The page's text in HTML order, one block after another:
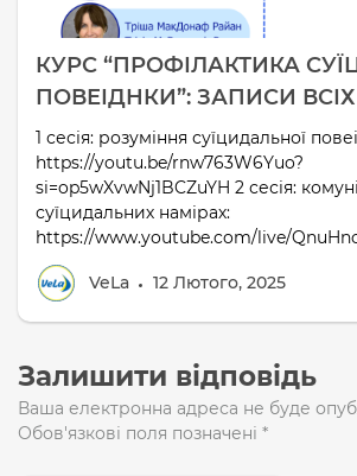
КУРС “ПРОФІЛАКТИКА
ПОВЕІДНКИ”: ЗАПИСИ ВСІХ
1 сесія: розуміння суїцидальної
https://youtu.be/rnw763W6Yuo?
si=op5wXvwNj1BCZuYH 2 сесія:
суїцидальних намірах:
https://www.youtube.com/live/
VeLa 12 Лютого, 2025
Залишити відповідь
Ваша електронна адреса не буде
Обов'язкові поля позначені *